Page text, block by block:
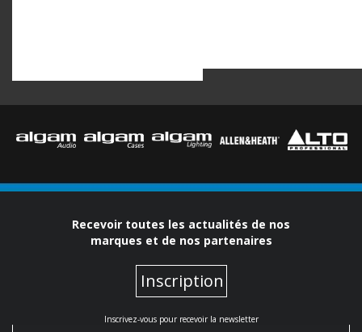
Recevoir toutes les actualités de nos
marques et de nos partenaires
Inscription
Inscrivez-vous pour recevoir la newsletter